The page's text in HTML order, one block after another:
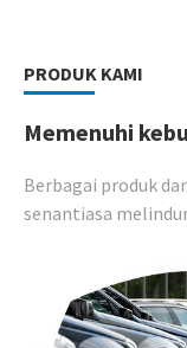
PRODUK KAMI
Memenuhi
Berbagai produk
senantiasa